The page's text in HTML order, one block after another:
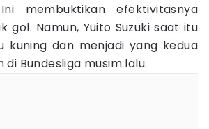
membuktikan efektivitasnya
gol. Namun, Yuito Suzuki saat itu
kuning dan menjadi yang kedua
Bundesliga musim lalu.